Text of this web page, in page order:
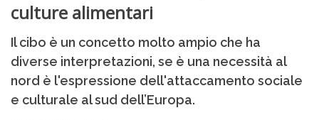
culture alimentari
Il cibo è un concetto molto ampio che ha
diverse interpretazioni, se è una necessità al
nord è l'espressione dell'attaccamento sociale
e culturale al sud dell’Europa.